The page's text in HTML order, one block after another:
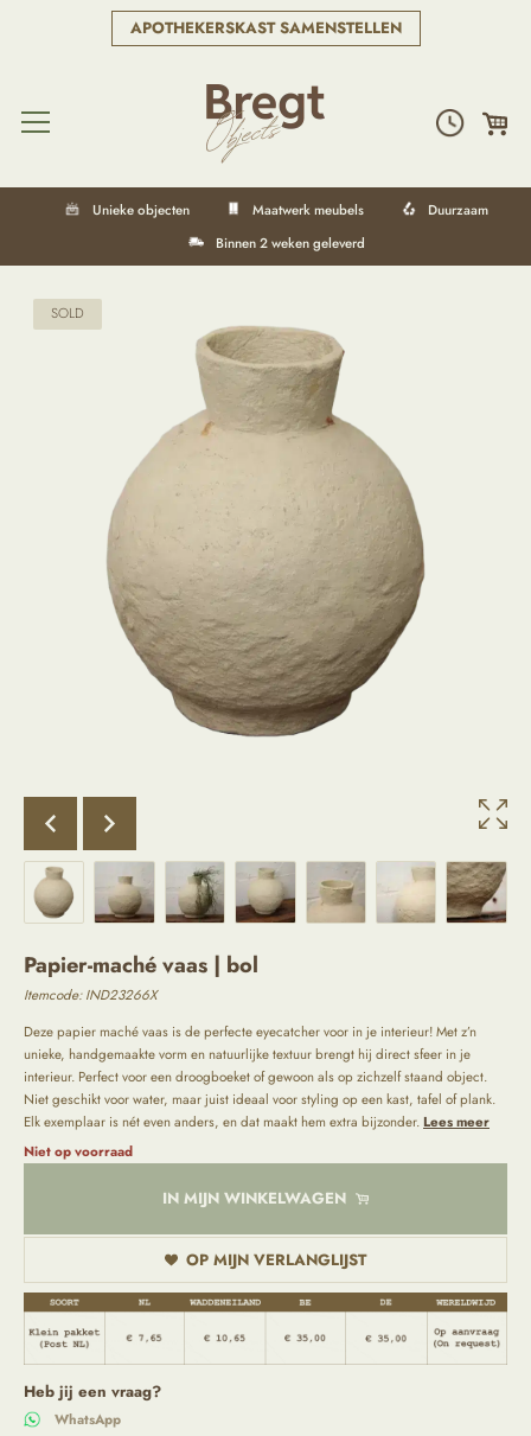
APOTHEKERSKAST SAMENSTELLEN
Unieke objecten Maatwerk meubels
Duurzaam
Binnen 2 weken geleverd
SOLD
Papier-maché vaas | bol
Itemcode: IND23266X
Deze papier maché vaas is de perfecte eyecatcher voor in je interieur! Met z’n
unieke, handgemaakte vorm en natuurlijke textuur brengt hij direct sfeer in je
interieur. Perfect voor een droogboeket of gewoon als op zichzelf staand object.
Niet geschikt voor water, maar juist ideaal voor styling op een kast, tafel of plank.
Elk exemplaar is nét even anders, en dat maakt hem extra bijzonder.Lees meer
Niet op voorraad
IN MIJN WINKELWAGEN
OP MIJN VERLANGLIJST
Heb jij een vraag?
WhatsApp